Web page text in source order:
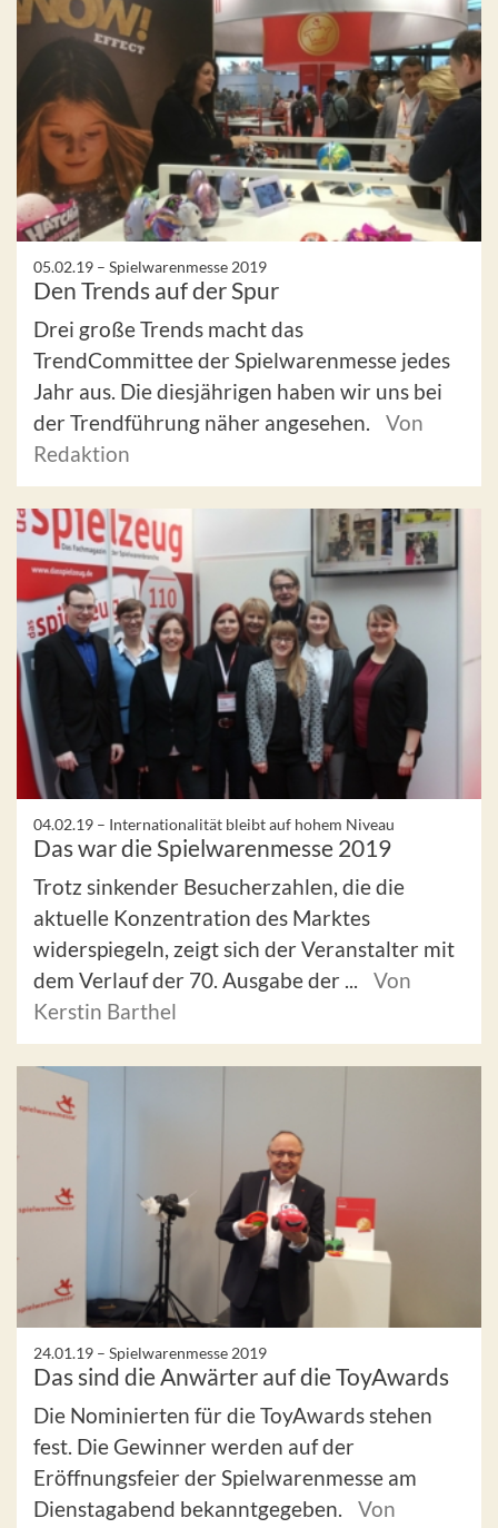
05.02.19 – Spielwarenmesse 2019
Den Trends auf der Spur
Drei große Trends macht das
TrendCommittee der Spielwarenmesse jedes
Jahr aus. Die diesjährigen haben wir uns bei
der Trendführung näher angesehen.
Von
Redaktion
04.02.19 – Internationalität bleibt auf hohem Niveau
Das war die Spielwarenmesse 2019
Trotz sinkender Besucherzahlen, die die
aktuelle Konzentration des Marktes
widerspiegeln, zeigt sich der Veranstalter mit
dem Verlauf der 70. Ausgabe der ...
Von
Kerstin Barthel
24.01.19 – Spielwarenmesse 2019
Das sind die Anwärter auf die ToyAwards
Die Nominierten für die ToyAwards stehen
fest. Die Gewinner werden auf der
Eröffnungsfeier der Spielwarenmesse am
Dienstagabend bekanntgegeben.
Von